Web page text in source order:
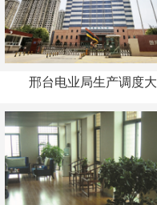
邢台电业局生产调度大